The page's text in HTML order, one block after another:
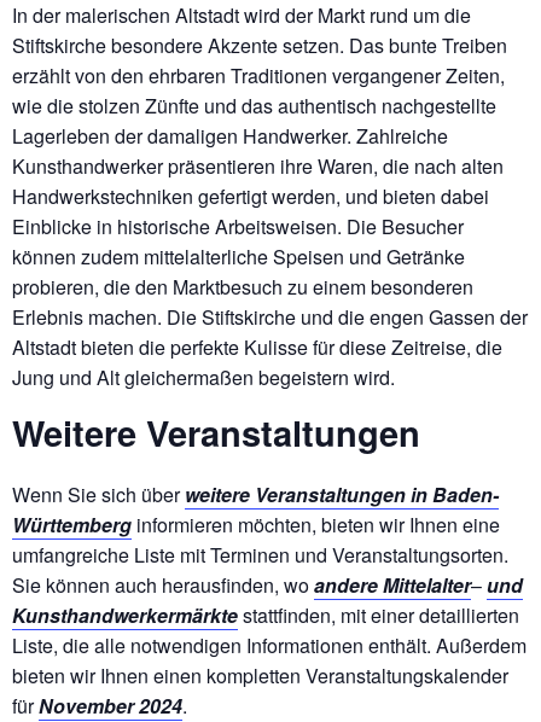
In der malerischen Altstadt wird der Markt rund um die
Stiftskirche besondere Akzente setzen. Das bunte Treiben
erzählt von den ehrbaren Traditionen vergangener Zeiten,
wie die stolzen Zünfte und das authentisch nachgestellte
Lagerleben der damaligen Handwerker. Zahlreiche
Kunsthandwerker präsentieren ihre Waren, die nach alten
Handwerkstechniken gefertigt werden, und bieten dabei
Einblicke in historische Arbeitsweisen. Die Besucher
können zudem mittelalterliche Speisen und Getränke
probieren, die den Marktbesuch zu einem besonderen
Erlebnis machen. Die Stiftskirche und die engen Gassen der
Altstadt bieten die perfekte Kulisse für diese Zeitreise, die
Jung und Alt gleichermaßen begeistern wird.
Weitere Veranstaltungen
Wenn Sie sich überweitere Veranstaltungen in Baden-
Württemberg informieren möchten, bieten wir Ihnen eine
umfangreiche Liste mit Terminen und Veranstaltungsorten.
Sie können auch herausfinden, woandere Mittelalter–und
Kunsthandwerkermärktestattfinden, mit einer detaillierten
Liste, die alle notwendigen Informationen enthält. Außerdem
bieten wir Ihnen einen kompletten Veranstaltungskalender
fürNovember 2024.